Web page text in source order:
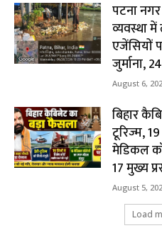
पटना
व्यवस्था
एजेंसियों
जुर्माना,
August 6,
बिहार
टूरिज्म,
मेडिकल
17 मुख्य
August 5,
Load